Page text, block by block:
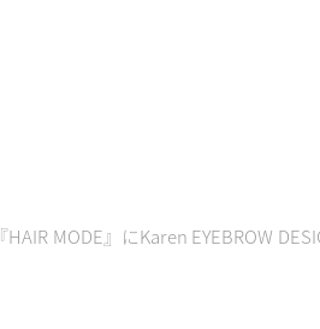
HAIR MODE』にKaren EYEBROW